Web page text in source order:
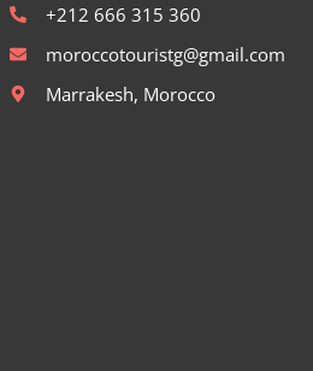
+212 666 315 360
moroccotouristg@gmail.com
Marrakesh, Morocco